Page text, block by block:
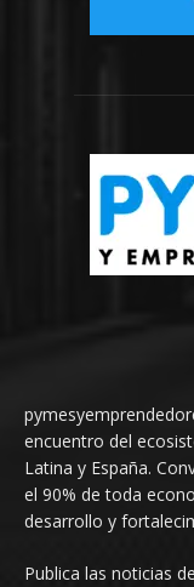
encuentro del
Latina y España.
el 90% de toda
desarrollo y
Publica las noticias